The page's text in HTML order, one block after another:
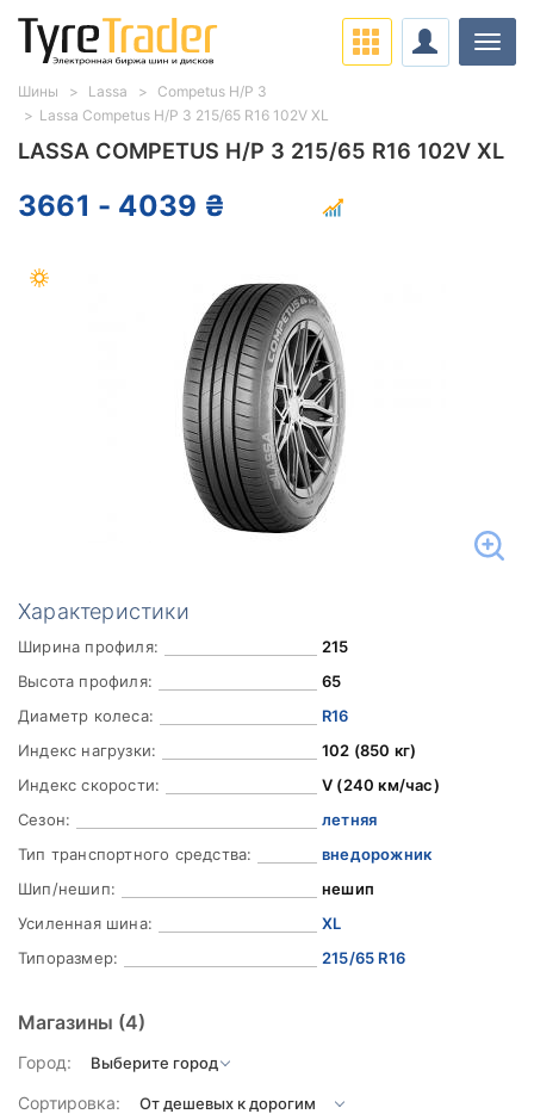
LASSA COMPETUS H/P 3 215/65 R16 102V XL
3661 - 4039 ₴
Характеристики
Ширина профиля:
215
Высота профиля:
65
Диаметр колеса:
R16
Индекс нагрузки:
102 (850 кг)
Индекс скорости:
V (240 км/час)
Сезон:
летняя
Тип транспортного средства:
внедорожник
Шип/нешип:
нешип
Усиленная шина:
XL
Типоразмер:
215/65 R16
Магазины (4)
Город:
Сортировка:
Шины Lassa
Competus H/P 3
Lassa Competus H/P 3 215/65 R16 102V XL